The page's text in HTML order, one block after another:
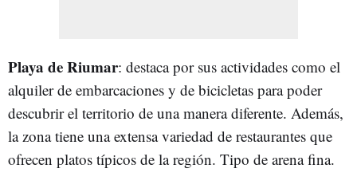
Playa de Riumar: destaca por sus actividades como el
alquiler de embarcaciones y de bicicletas para poder
descubrir el territorio de una manera diferente. Además,
la zona tiene una extensa variedad de restaurantes que
ofrecen platos típicos de la región. Tipo de arena fina.